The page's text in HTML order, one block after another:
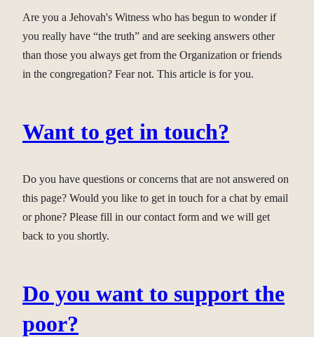
Are you a Jehovah's Witness who has begun to wonder if
you really have “the truth” and are seeking answers other
than those you always get from the Organization or friends
in the congregation? Fear not. This article is for you.
Want to get in touch?
Do you have questions or concerns that are not answered on
this page? Would you like to get in touch for a chat by email
or phone? Please fill in our contact form and we will get
back to you shortly.
Do you want to support the
poor?